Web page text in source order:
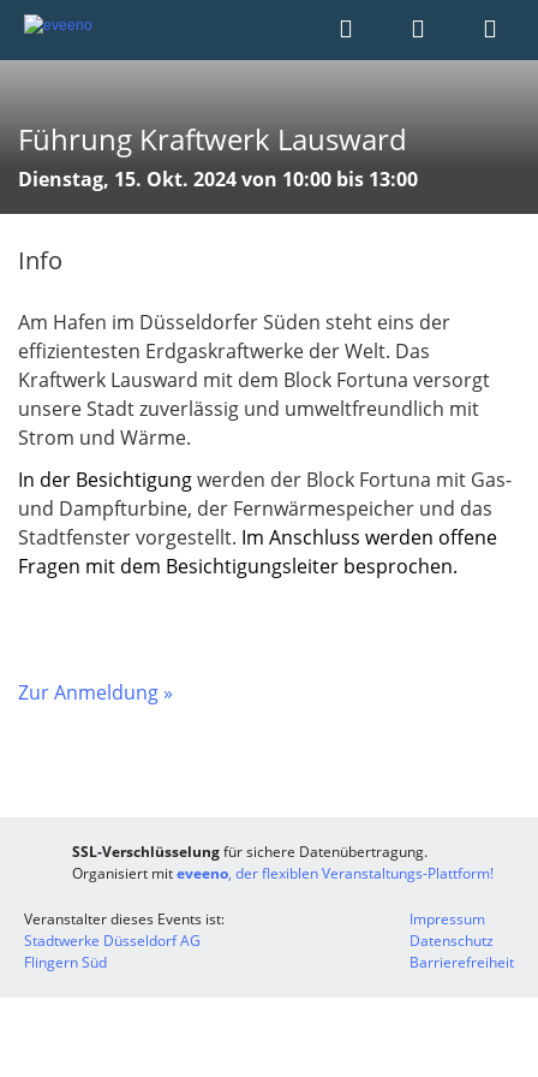
Führung Kraftwerk Lausward
Dienstag, 15. Okt. 2024 von 10:00 bis 13:00
Info
Am Hafen im Düsseldorfer Süden steht eins der
effizientesten Erdgaskraftwerke der Welt. Das
Kraftwerk Lausward mit dem Block Fortuna versorgt
unsere Stadt zuverlässig und umweltfreundlich mit
Strom und Wärme.
In der Besichtigungwerden der Block Fortuna mit Gas-
und Dampfturbine, der Fernwärmespeicher und das
Stadtfenster vorgestellt. Im Anschluss werden offene
Fragen mit dem Besichtigungsleiter besprochen.
Zur Anmeldung »
SSL-Verschlüsselungfür sichere Datenübertragung.
Organisiert miteveeno, der flexiblen Veranstaltungs-Plattform!
Veranstalter dieses Events ist:
Stadtwerke Düsseldorf AG
Flingern Süd
Impressum
Datenschutz
Barrierefreiheit